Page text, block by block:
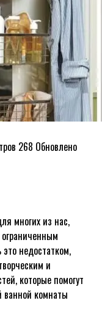
268 Обновлено
многих из нас,
недостатком,
и
которые помогут
ванной комнаты